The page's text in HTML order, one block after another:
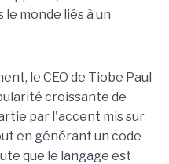
monde liés à un
le CEO de Tiobe Paul
croissante de
par l'accent mis sur
en générant un code
que le langage est